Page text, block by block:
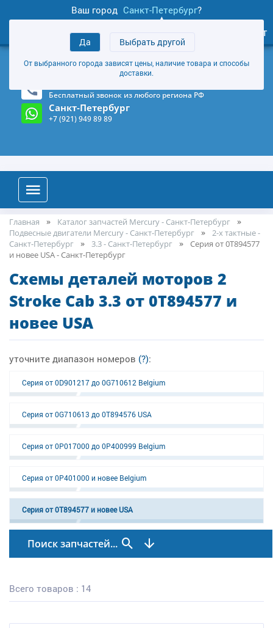
Ваш город Санкт-Петербург?
Да Выбрать другой
От выбранного города зависят цены, наличие товара и способы
доставки.
товаров
Личный кабинет
+7 (921) 949 89 89
Магазин и склад в Санкт-Петербурге (Карта)
Бесплатный звонок из любого региона РФ
Санкт-Петербург
+7 (921) 949 89 89
Главная
Каталог запчастей Mercury - Санкт-Петербург
Подвесные двигатели Mercury - Санкт-Петербург
2-х тактные -
Санкт-Петербург
3.3 - Санкт-Петербург
Серия от 0T894577
и новее USA - Санкт-Петербург
Схемы деталей моторов 2
Stroke Cab 3.3 от 0T894577 и
новее USA
уточните диапазон номеров (?):
Серия от 0D901217 до 0G710612 Belgium
Серия от 0G710613 до 0T894576 USA
Серия от 0P017000 до 0P400999 Belgium
Серия от 0P401000 и новее Belgium
Серия от 0T894577 и новее USA
Поиск запчастей...
Всего товаров : 14